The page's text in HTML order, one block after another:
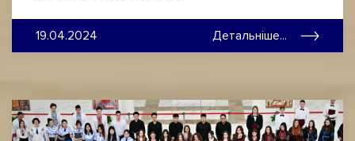
19.04.2024 Детальніше...